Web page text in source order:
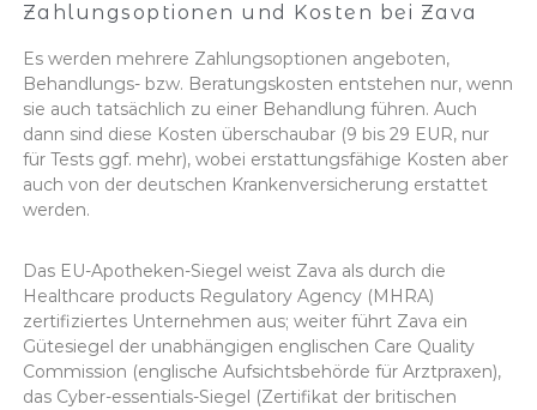
Zahlungsoptionen und Kosten bei Zava
Es werden mehrere Zahlungsoptionen angeboten,
Behandlungs- bzw. Beratungskosten entstehen nur, wenn
sie auch tatsächlich zu einer Behandlung führen. Auch
dann sind diese Kosten überschaubar (9 bis 29 EUR, nur
für Tests ggf. mehr), wobei erstattungsfähige Kosten aber
auch von der deutschen Krankenversicherung erstattet
werden.
Das EU-Apotheken-Siegel weist Zava als durch die
Healthcare products Regulatory Agency (MHRA)
zertifiziertes Unternehmen aus; weiter führt Zava ein
Gütesiegel der unabhängigen englischen Care Quality
Commission (englische Aufsichtsbehörde für Arztpraxen),
das Cyber-essentials-Siegel (Zertifikat der britischen